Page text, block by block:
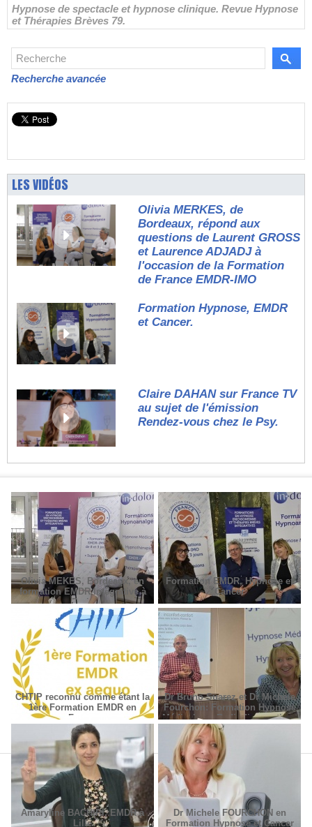
Hypnose de spectacle et hypnose clinique. Revue Hypnose
et Thérapies Brèves 79.
Recherche avancée
LES VIDÉOS
Olivia MERKES, de
Bordeaux, répond aux
questions de Laurent GROSS
et Laurence ADJADJ à
l'occasion de la Formation
de France EMDR-IMO
Formation Hypnose, EMDR
et Cancer.
Claire DAHAN sur France TV
au sujet de l'émission
Rendez-vous chez le Psy.
Olivia MEKES, Bordeaux, en
formation EMDR Intégrative à
Paris
Formation EMDR, Hypnose et
Cancer
CHTIP reconnu comme étant la
1ère Formation EMDR en
France
Dr Bruno Suarez et Dr Michèle
Fourchon: Formation Hypnose
Médicale en Radiodiagnostic et
Radiothérapie.
Amaryline BACHIRI, EMDR à
Lille
Dr Michele FOURCHON en
Formation Hypnose et Cancer